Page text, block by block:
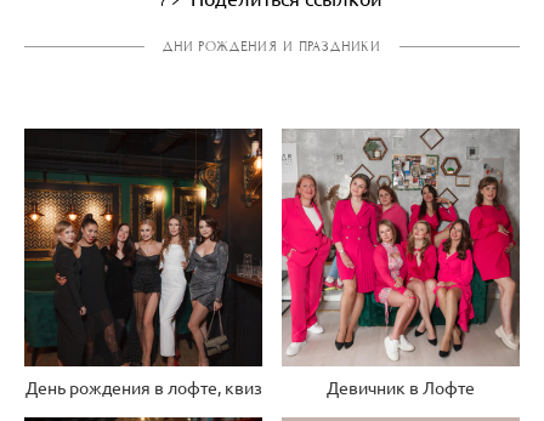
ДНИ РОЖДЕНИЯ И ПРАЗДНИКИ
День рождения в лофте, квиз Девичник в Лофте